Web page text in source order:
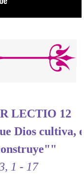
LECTIO 12
Dios cultiva,
1 - 17